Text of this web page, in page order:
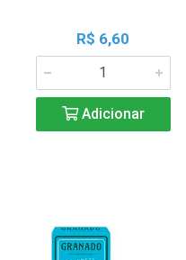
R$ 6,60
Adicionar